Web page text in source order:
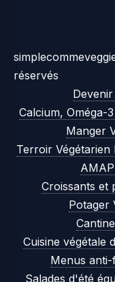
réservés
Calcium, Oméga-
Manger
Terroir Végétarien
Croissants et
Potager
Cuisine végétale
Menus anti-
Salades d'été